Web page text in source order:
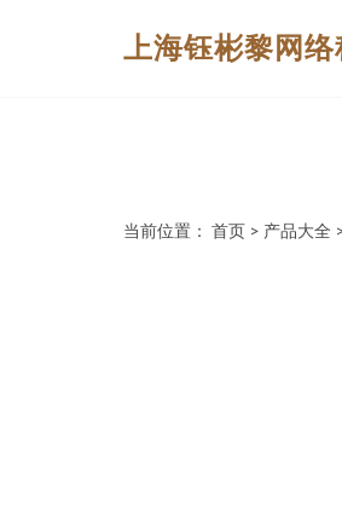
上海钰彬黎网
当前位置： 首页 > 产品大全